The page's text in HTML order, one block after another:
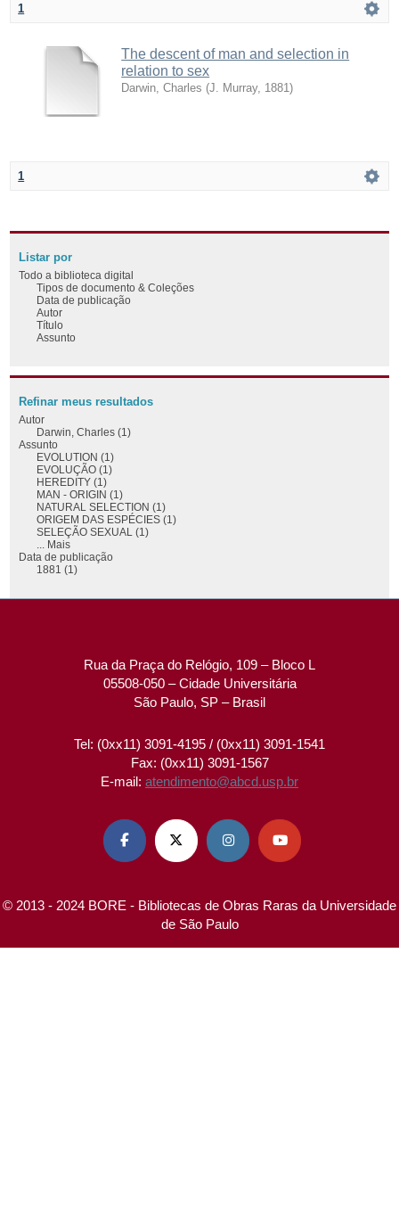
1
The descent of man and selection in
relation to sex
Darwin, Charles (J. Murray, 1881)
1
Listar por
Todo a biblioteca digital
Tipos de documento & Coleções
Data de publicação
Autor
Título
Assunto
Refinar meus resultados
Autor
Darwin, Charles (1)
Assunto
EVOLUTION (1)
EVOLUÇÃO (1)
HEREDITY (1)
MAN - ORIGIN (1)
NATURAL SELECTION (1)
ORIGEM DAS ESPÉCIES (1)
SELEÇÃO SEXUAL (1)
... Mais
Data de publicação
1881 (1)
Rua da Praça do Relógio, 109 – Bloco L
05508-050 – Cidade Universitária
São Paulo, SP – Brasil
Tel: (0xx11) 3091-4195 / (0xx11) 3091-1541
Fax: (0xx11) 3091-1567
E-mail: atendimento@abcd.usp.br
   
© 2013 - 2024 BORE - Bibliotecas de Obras Raras da Universidade
de São Paulo